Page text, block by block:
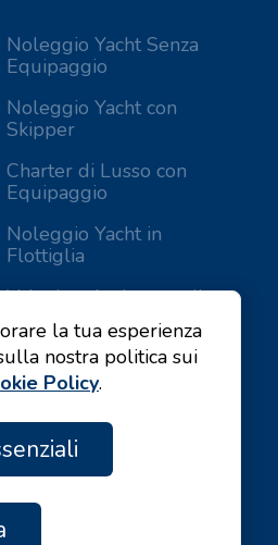
Noleggio Yacht Senza
Equipaggio
Noleggio Yacht con
Skipper
Charter di Lusso con
Equipaggio
Noleggio Yacht in
Flottiglia
Valovie - Assistente di
Navigazione Remota
Catamarani Bali a
noleggio
la tua esperienza
nostra politica sui
Policy.